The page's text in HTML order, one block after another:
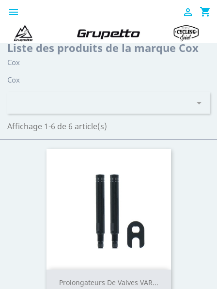
 shopping_cart

Liste des produits de la marque Cox
Cox
Cox

Affichage 1-6 de 6 article(s)
Prolongateurs De Valves VAR...